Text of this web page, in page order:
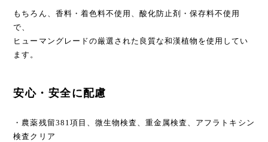
もちろん、香料・着色料不使用、酸化防止剤・保存料不使用
で、
ヒューマングレードの厳選された良質な和漢植物を使用してい
ます。
安心・安全に配慮
・農薬残留381項目、微生物検査、重金属検査、アフラトキシン
検査クリア